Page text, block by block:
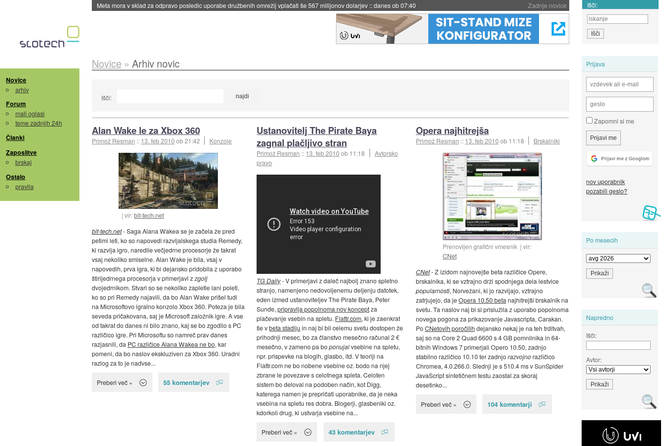
Zadnje novice
Meta mora v sklad za odpravo posledic uporabe družbenih omrežij vplačati še 567 milijonov dolarjev ::danes ob 07:40 Išči:
Novice
arhiv
Forum
mali oglasi
teme zadnjih 24h
Članki
Zaposlitve
brskaj
Ostalo
pravila
Prijava
Zapomni si me
nov uporabnik
pozabili geslo?
Po mesecih
Napredno
Išči:
Avtor:
Novice » Arhiv novic
Išči:
Alan Wake le za Xbox 360
Primož Resman :: 13. feb 2010ob 21:42 Konzole
vir:bit-tech.net
bit-tech.net- Saga Alana Wakea se je začela že pred
petimi leti, ko so napovedi razvijalskega studia Remedy,
ki razvija igro, naredile večjedrne procesorje že takrat
vsaj nekoliko smiselne. Alan Wake je bila, vsaj v
napovedih, prva igra, ki bi dejansko pridobila z uporabo
štirijedrnega procesorja v primerjavi zzgolj
dvojedrnikom. Stvari so se nekoliko zapletle lani poleti,
ko so pri Remedy najavili, da bo Alan Wake prišel tudi
na Microsoftovo igralno konzolo Xbox 360. Poteza je bila
seveda pričakovana, saj je Microsoft založnik igre. A vse
od takrat do danes ni bilo znano, kaj se bo zgodilo s PC
različico igre. Pri Microsoftu so namreč prav danes
razjasnili, da PC različice Alana Wakea ne bo, kar
pomeni, da bo naslov ekskluziven za Xbox 360. Uradni
razlog za to je nadvse...
Preberi več » 55 komentarjev
Ustanovitelj The Pirate Baya
zagnal plačljivo stran
Primož Resman :: 13. feb 2010ob 11:18
Avtorsko
pravo
TG Daily- V primerjavi z daleč najbolj znano spletno
stranjo, namenjeno nedovoljenemu deljenju datotek,
eden izmed ustanoviteljev The Pirate Baya, Peter
Sunde,pripravlja popolnoma nov konceptza
plačevanje vsebin na spletu. Flattr.com, ki je zaenkrat
še vbeta stadiju in naj bi bil celemu svetu dostopen že
prihodnji mesec, bo za članstvo mesečno računal 2 €
mesečno, v zameno pa boponujalvsebine na spletu,
npr. prispevke na blogih, glasbo, itd. V teoriji na
Flattr.com ne bo nobene vsebine oz. bodo na njej
zbrane le povezave s celotnega spleta. Celoten
sistem bo deloval na podoben način, kot Digg,
katerega namen je prepričati uporabnike, da je neka
vsebina na spletu res dobra. Blogerji, glasbeniki oz.
kdorkoli drug, ki ustvarja vsebine na...
Preberi več » 43 komentarjev
Opera najhitrejša
Primož Resman :: 13. feb 2010ob 11:18 Brskalniki
Prenovljen grafični vmesnik
vir:
CNet
CNet- Z izidom najnovejše beta različice Opere,
brskalnika, ki se vztrajno drži spodnjega dela lestvice
popularnosti, Norvežani, ki jo razvijajo, vztrajno
zatrjujejo, da jeOpera 10.50 beta najhitrejši brskalnik na
svetu. Ta naslov naj bi si prislužila z uporabo popolnoma
novega pogona za prikazovanje Javascripta, Carakan.
PoCNetovih poročilih dejansko nekaj je na teh trditvah,
saj so na Core 2 Quad 6600 s 4 GB pomnilnika in 64-
bitnih Windows 7 primerjali Opero 10.50, zadnjo
stabilno različico 10.10 ter zadnjorazvojnorazličico
Chromea, 4.0.266.0. Slednji je s 510.4 ms v SunSpider
JavaScript sintetičnem testu zaostal za skoraj
desetinko...
Preberi več » 104 komentarji